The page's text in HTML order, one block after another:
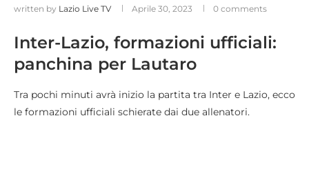
written by Lazio Live TV Aprile 30, 2023 0 comments
Inter-Lazio, formazioni ufficiali:
panchina per Lautaro
Tra pochi minuti avrà inizio la partita tra Inter e Lazio, ecco
le formazioni ufficiali schierate dai due allenatori.